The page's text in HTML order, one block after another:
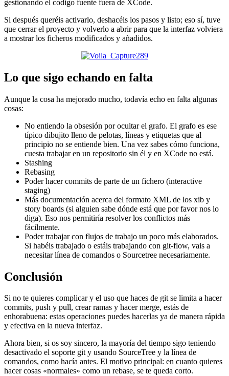
gestionando el código fuente fuera de XCode.
Si después queréis activarlo, deshacéis los pasos y listo; eso sí, tuve
que cerrar el proyecto y volverlo a abrir para que la interfaz volviera
a mostrar los ficheros modificados y añadidos.
Lo que sigo echando en falta
Aunque la cosa ha mejorado mucho, todavía echo en falta algunas
cosas:
No entiendo la obsesión por ocultar el grafo. El grafo es ese
típico dibujito lleno de pelotas, líneas y etiquetas que al
principio no se entiende bien. Una vez sabes cómo funciona,
cuesta trabajar en un repositorio sin él y en XCode no está.
Stashing
Rebasing
Poder hacer commits de parte de un fichero (interactive
staging)
Más documentación acerca del formato XML de los xib y
story boards (si alguien sabe dónde está que por favor nos lo
diga). Eso nos permitiría resolver los conflictos más
fácilmente.
Poder trabajar con flujos de trabajo un poco más elaborados.
Si habéis trabajado o estáis trabajando con git-flow, vais a
necesitar línea de comandos o Sourcetree necesariamente.
Conclusión
Si no te quieres complicar y el uso que haces de git se limita a hacer
commits, push y pull, crear ramas y hacer merge, estás de
enhorabuena: estas operaciones puedes hacerlas ya de manera rápida
y efectiva en la nueva interfaz.
Ahora bien, si os soy sincero, la mayoría del tiempo sigo teniendo
desactivado el soporte git y usando SourceTree y la línea de
comandos, como hacía antes. El motivo principal: en cuanto quieres
hacer cosas «normales» como un rebase, se te queda corto.